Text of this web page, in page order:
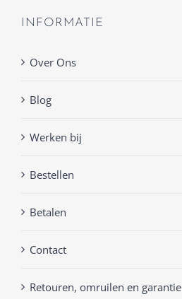
INFORMATIE
Over Ons
Blog
Werken bij
Bestellen
Betalen
Contact
Retouren, omruilen en garantie